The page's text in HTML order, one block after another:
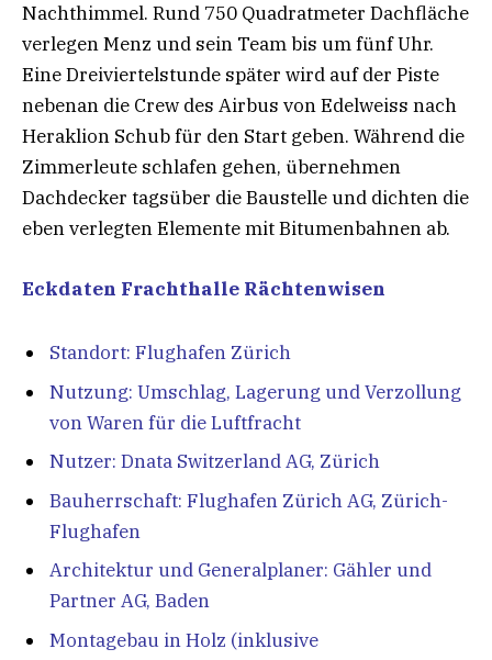
Nachthimmel. Rund 750 Quadratmeter Dachfläche
verlegen Menz und sein Team bis um fünf Uhr.
Eine Dreiviertelstunde später wird auf der Piste
nebenan die Crew des Airbus von Edelweiss nach
Heraklion Schub für den Start geben. Während die
Zimmerleute schlafen gehen, übernehmen
Dachdecker tagsüber die Baustelle und dichten die
eben verlegten Elemente mit Bitumenbahnen ab.
Eckdaten Frachthalle Rächtenwisen
Standort: Flughafen Zürich
Nutzung: Umschlag, Lagerung und Verzollung
von Waren für die Luftfracht
Nutzer: Dnata Switzerland AG, Zürich
Bauherrschaft: Flughafen Zürich AG, Zürich-
Flughafen
Architektur und Generalplaner: Gähler und
Partner AG, Baden
Montagebau in Holz (inklusive